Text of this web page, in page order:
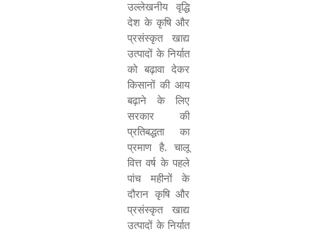
उल्लेखनीय वृद्धि
देश के कृषि और
प्रसंस्कृत खाद्य
उत्पादों के निर्यात
को बढ़ावा देकर
किसानों की आय
बढ़ाने के लिए
सरकार की
प्रतिबद्धता का
प्रमाण है. चालू
वित्त वर्ष के पहले
पांच महीनों के
दौरान कृषि और
प्रसंस्कृत खाद्य
उत्पादों के निर्यात